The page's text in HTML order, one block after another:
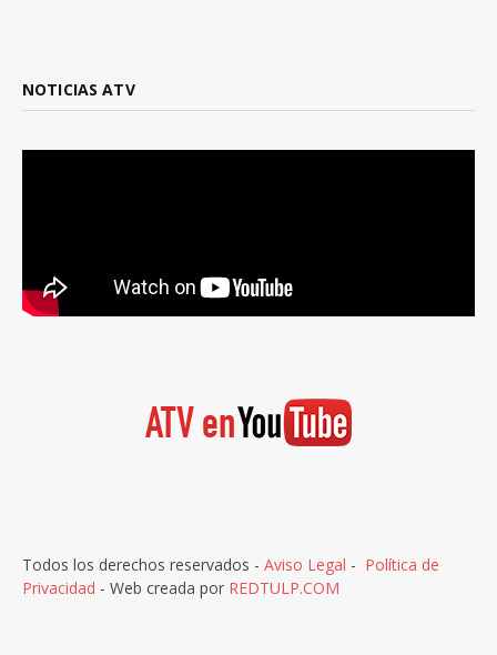
NOTICIAS ATV
Todos los derechos reservados - Aviso Legal - Política de
Privacidad - Web creada por REDTULP.COM